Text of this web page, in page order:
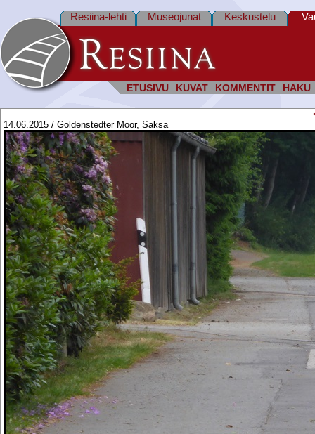
ETUSIVU KUVAT KOMMENTIT HAKU
Resiina-lehti Museojunat Keskustelu
14.06.2015 / Goldenstedter Moor, Saksa